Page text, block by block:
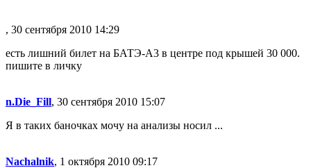
, 30 сентября 2010 14:29
есть лишний билет на БАТЭ-А3 в центре под крышей 30 000.
пишите в личку
n.Die_Fill, 30 сентября 2010 15:07
Я в таких баночках мочу на анализы носил ...
Nachalnik, 1 октября 2010 09:17